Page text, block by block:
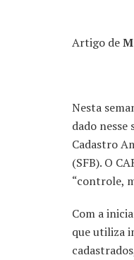
Artigo de
Nesta
dado
Cadastro
(SFB). O
“controle,
Com a
que utiliza